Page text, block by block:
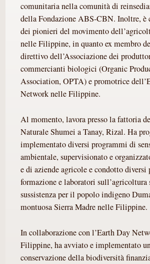
comunitaria nella comunità di
della Fondazione ABS-CBN. Inoltre, è
dei pionieri del movimento
nelle Filippine, in quanto ex membro
direttivo dell’Associazione dei
commercianti biologici (Organic
Association, OPTA) e promotrice
Network nelle Filippine.
Al momento, lavora presso la fattoria
Naturale Shumei a Tanay, Rizal. Ha
implementato diversi programmi di
ambientale, supervisionato e
e di aziende agricole e condotto
formazione e laboratori sull’agricoltura
sussistenza per il popolo indigeno
montuosa Sierra Madre nelle Filippine.
In collaborazione con l’Earth Day
Filippine, ha avviato e implementato
conservazione della biodiversità